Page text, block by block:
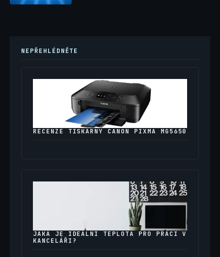
NEPŘEHLÉDNĚTE
RECENZE TISKÁRNY CANON PIXMA MG5650
JAKÁ JE IDEÁLNÍ TEPLOTA PRO PRÁCI V
KANCELÁŘI?